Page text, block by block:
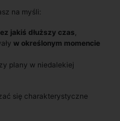
na myśli:
jakiś dłuższy czas,
w określonym momencie
plany w niedalekiej
się charakterystyczne